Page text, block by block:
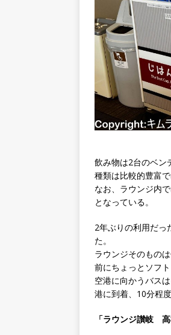
飲み物は2台のベン
種類は比較的豊富
なお、ラウンジ内
となっている。
2年ぶりの利用だっ
た。
ラウンジそのもの
前にちょっとソフ
空港に向かうバス
港に到着、10分程
「ラウンジ讃岐